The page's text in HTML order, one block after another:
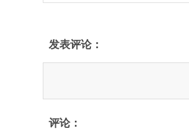
发表评论：
评论：